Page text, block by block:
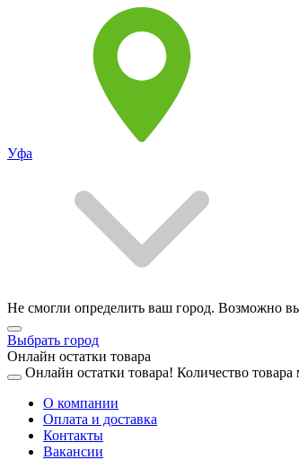
Уфа
Не смогли определить ваш город. Возможно
Выбрать город
Онлайн остатки товара
Онлайн остатки товара! Количество товара
О компании
Оплата и доставка
Контакты
Вакансии